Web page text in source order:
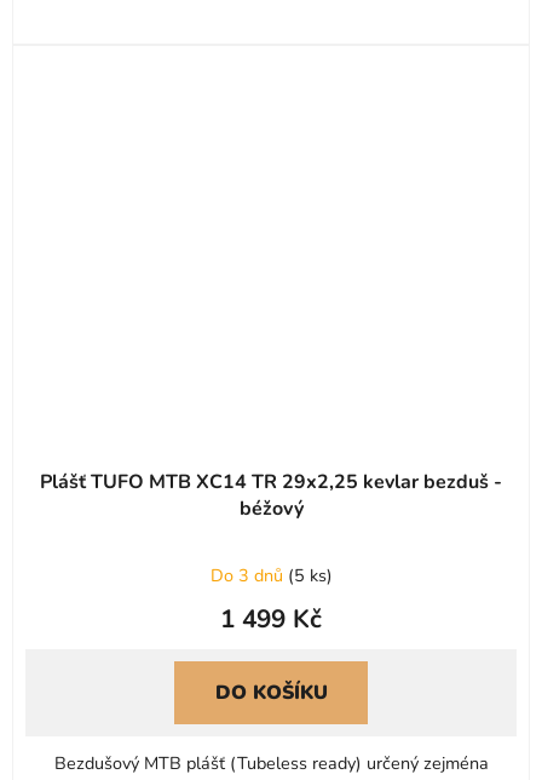
Plášť TUFO MTB XC14 TR 29x2,25 kevlar bezduš -
béžový
Do 3 dnů (5 ks)
1 499 Kč
DO KOŠÍKU
Bezdušový MTB plášť (Tubeless ready) určený zejména